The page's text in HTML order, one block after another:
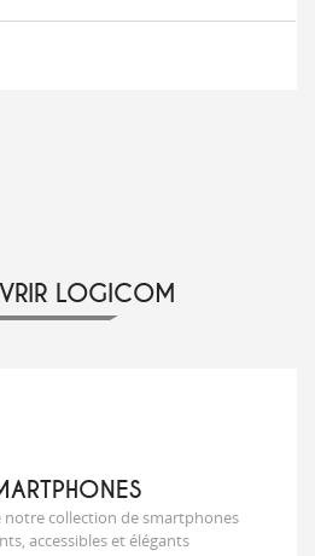
LOGICOM
notre collection de smartphones
accessibles et élégants